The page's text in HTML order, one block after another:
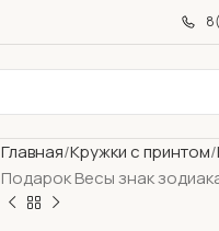
Главная Кружки с принтом
Подарок Весы знак